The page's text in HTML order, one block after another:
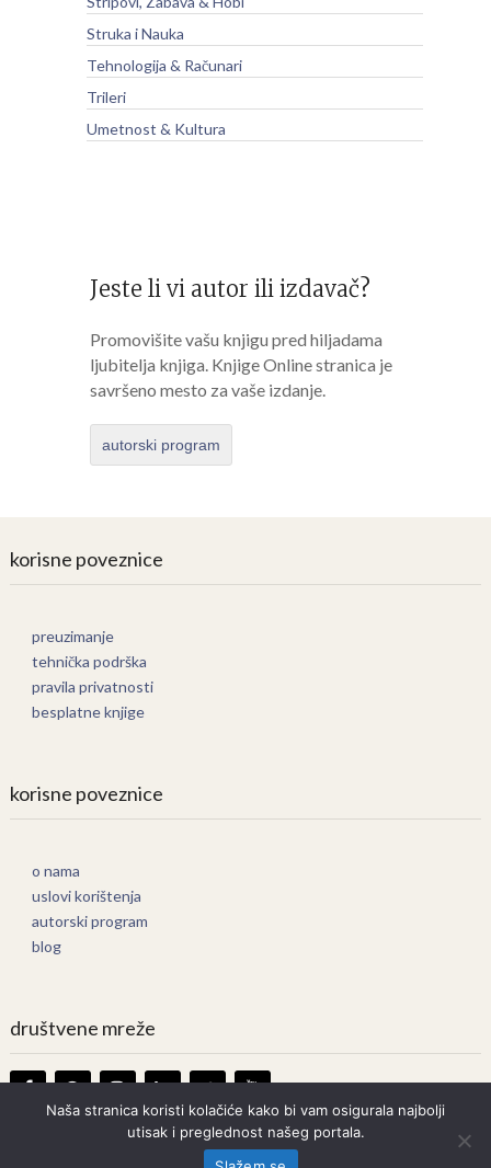
Struka i Nauka
Tehnologija & Računari
Trileri
Umetnost & Kultura
Jeste li vi autor ili izdavač?
Promovišite vašu knjigu pred hiljadama
ljubitelja knjiga. Knjige Online stranica je
savršeno mesto za vaše izdanje.
autorski program
korisne poveznice
preuzimanje
tehnička podrška
pravila privatnosti
besplatne knjige
korisne poveznice
o nama
uslovi korištenja
autorski program
blog
društvene mreže
Knjige OnlineCopyright © 2026.
Naša stranica koristi kolačiće kako bi vam osigurala najbolji
utisak i preglednost našeg portala.